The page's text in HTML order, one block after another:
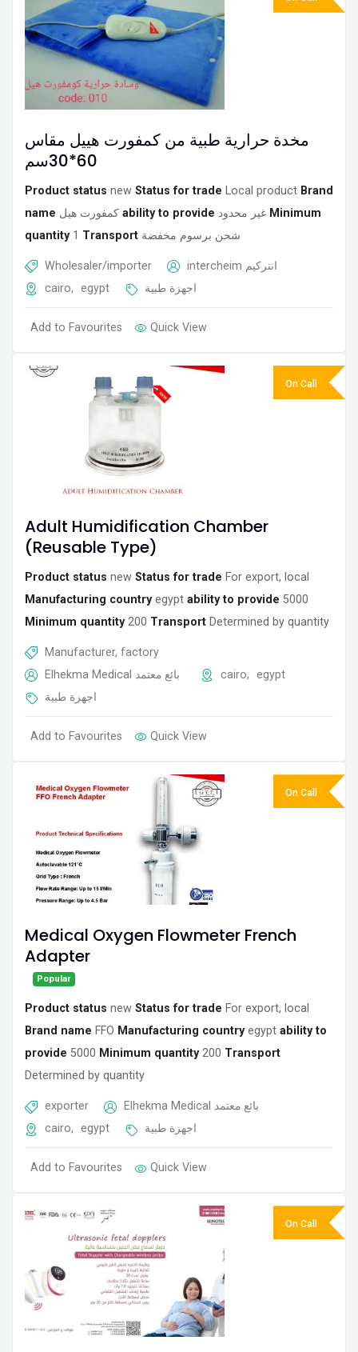
مخدة حرارية طبية من كمفورت هييل مقاس
60*30سم
Product status new Status for trade Local product Brand
name كمفورت هيل ability to provide غير محدود Minimum
quantity 1 Transport شحن برسوم مخفضة
Wholesaler/importer
intercheim انتركيم
cairo, egypt اجهزة طبية
Add to Favourites Quick View
Adult Humidification Chamber
(Reusable Type)
Product status new Status for trade For export, local
Manufacturing country egypt ability to provide 5000
Minimum quantity 200 Transport Determined by quantity
Manufacturer, factory
Elhekma Medical
بائع معتمد cairo,
egypt
اجهزة طبية
Add to Favourites Quick View
On Call
Medical Oxygen Flowmeter French
Adapter
Popular
Product status new Status for trade For export, local
Brand name FFO Manufacturing country egypt ability to
provide 5000 Minimum quantity 200 Transport
Determined by quantity
exporter Elhekma Medical بائع معتمد
cairo, egypt اجهزة طبية
Add to Favourites Quick View
On Call
On Call